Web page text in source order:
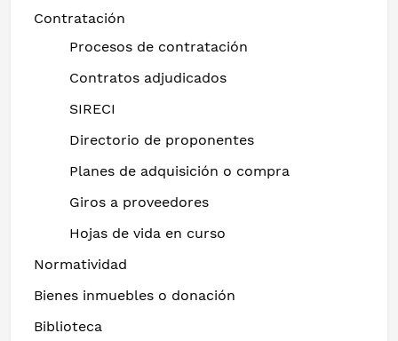
Contratación
Procesos de contratación
Contratos adjudicados
SIRECI
Directorio de proponentes
Planes de adquisición o compra
Giros a proveedores
Hojas de vida en curso
Normatividad
Bienes inmuebles o donación
Biblioteca